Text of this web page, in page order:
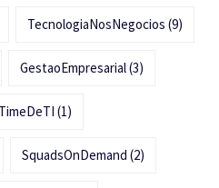
TecnologiaNosNegocios (9)
GestaoEmpresarial(3)
TimeDeTI (1)
SquadsOnDemand (2)